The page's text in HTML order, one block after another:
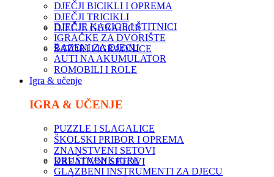
DJEČJI BICIKLI I OPREMA
DJEČJI TRICIKLI
DJEČJE GURALICE
DJEČJE KACIGE I ŠTITNICI
IGRAČKE ZA DVORIŠTE
ŠATORI I IGRAONICE
BAZENI ZA DJECU
AUTI NA AKUMULATOR
ROMOBILI I ROLE
Igra & učenje
IGRA & UČENJE
PUZZLE I SLAGALICE
ŠKOLSKI PRIBOR I OPREMA
ZNANSTVENI SETOVI
KREATIVNI SETOVI
DRUŠTVENE IGRE
GLAZBENI INSTRUMENTI ZA DJECU